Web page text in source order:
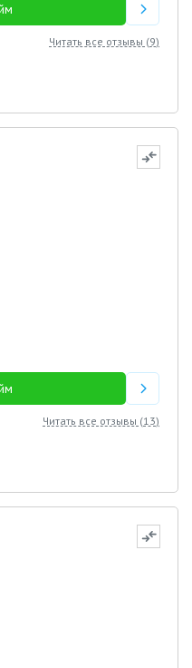
Читать все отзывы (9)
Читать все отзывы (13)